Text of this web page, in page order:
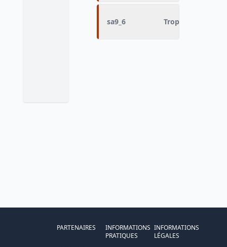
sa9_6 Trop ou pas
PARTENAIRES
INFORMATIONS
PRATIQUES
INFORMATIONS
LÉGALES